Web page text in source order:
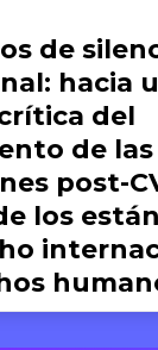
de
hacia
del
de las
post-
los